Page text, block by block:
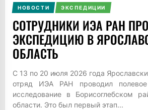
НОВОСТИ ЭКСПЕДИЦИИ
СОТРУДНИКИ ИЭА РАН
ЭКСПЕДИЦИЮ В
ОБЛАСТЬ
С 13 по 20 июля 2026 года
отряд ИЭА РАН проводил полевое
исследование в Борисоглебском
области. Это был первый этап...